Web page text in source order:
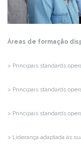
Áreas de formação
> Principais standards
> Principais standards
> Principais standards
> Liderança adaptada às